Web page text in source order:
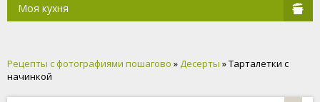
Моя кухня
Рецепты с фотографиями пошагово »Десерты » Тарталетки с
начинкой